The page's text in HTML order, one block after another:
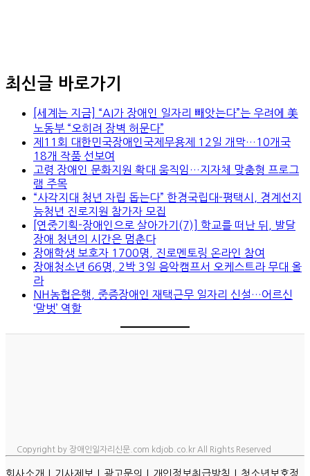
최신글 바로가기
[세계는 지금] “AI가 장애인 일자리 빼앗는다”는 우려에 美
노동부 “오히려 장벽 허문다”
제11회 대한민국장애인국제무용제 12일 개막…10개국
18개 작품 선보여
고령 장애인 문화지원 확대 움직임…지자체 맞춤형 프로그
램 주목
“사각지대 청년 자립 돕는다” 한경국립대-평택시, 경계선지
능청년 진로지원 참가자 모집
[연중기획-장애인으로 살아가기(7)] 학교를 떠난 뒤, 발달
장애 청년의 시간은 멈춘다
장애학생 보호자 1700명, 진로멘토링 온라인 참여
장애청소년 66명, 2박 3일 음악캠프서 오케스트라 무대 올
라
NH농협은행, 중증장애인 재택근무 일자리 신설…어르신
‘말벗’ 역할
Copyright by 장애인일자리신문.com kdjob.co.kr All Rights Reserved
회사소개 기사제보 광고문의 개인정보취급방침 청소년보호정